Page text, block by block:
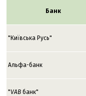
Банк
"Київська Русь"
Альфа-банк
"VAB банк"